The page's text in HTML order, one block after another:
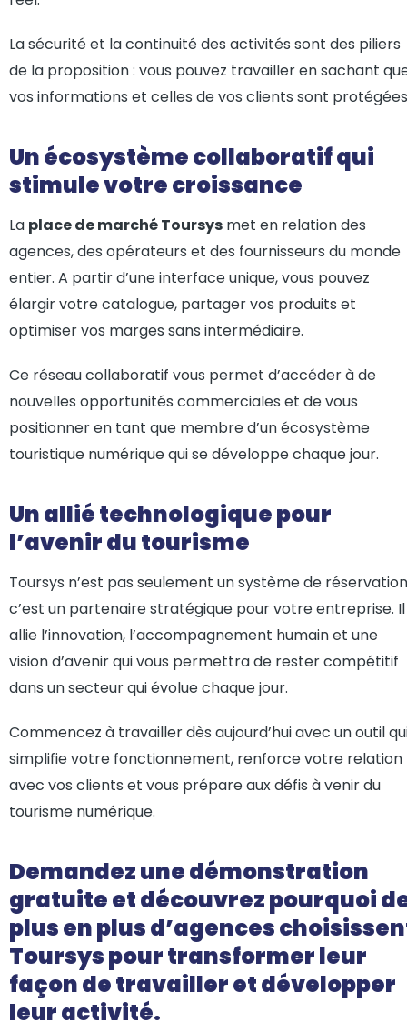
La sécurité et la continuité des activités sont des piliers
de la proposition : vous pouvez travailler en sachant
vos informations et celles de vos clients sont
Un écosystème collaboratif qui
stimule votre croissance
La place de marché Toursys met en relation des
agences, des opérateurs et des fournisseurs du monde
entier. A partir d’une interface unique, vous pouvez
élargir votre catalogue, partager vos produits et
optimiser vos marges sans intermédiaire.
Ce réseau collaboratif vous permet d’accéder à de
nouvelles opportunités commerciales et de vous
positionner en tant que membre d’un écosystème
touristique numérique qui se développe chaque jour.
Un allié technologique pour
l’avenir du tourisme
Toursys n’est pas seulement un système de
c’est un partenaire stratégique pour votre entreprise. Il
allie l’innovation, l’accompagnement humain et une
vision d’avenir qui vous permettra de rester compétitif
dans un secteur qui évolue chaque jour.
Commencez à travailler dès aujourd’hui avec un outil
simplifie votre fonctionnement, renforce votre relation
avec vos clients et vous prépare aux défis à venir du
tourisme numérique.
Demandez une démonstration
gratuite et découvrez pourquoi
plus en plus d’agences
Toursys pour transformer leur
façon de travailler et développer
leur activité.